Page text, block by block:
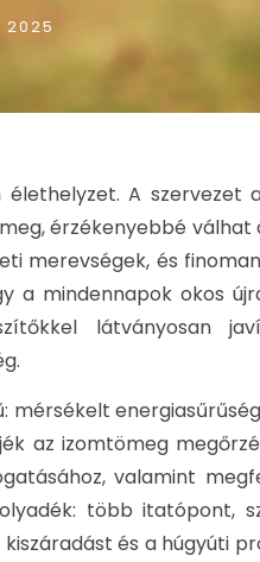
2025
A szervezet
érzékenyebbé válhat
merevségek, és
a mindennapok okos
látványosan
mérsékelt
az izomtömeg
valamint
több itatópont,
és a húgyúti